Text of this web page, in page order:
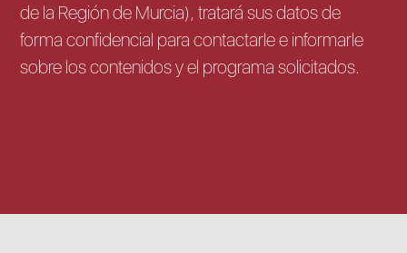
de la Región de Murcia), tratará sus datos de
forma confidencial para contactarle e informarle
sobre los contenidos y el programa solicitados.